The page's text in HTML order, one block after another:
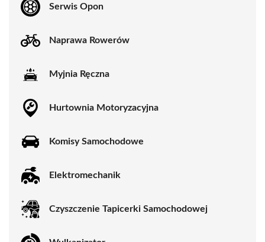
Serwis Opon
Naprawa Rowerów
Myjnia Ręczna
Hurtownia Motoryzacyjna
Komisy Samochodowe
Elektromechanik
Czyszczenie Tapicerki Samochodowej